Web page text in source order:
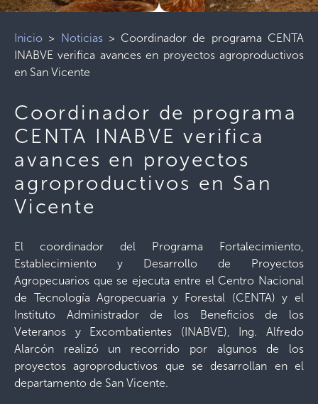
Inicio > Noticias> Coordinador de programa CENTA
INABVE verifica avances en proyectos agroproductivos
en San Vicente
Coordinador de programa
CENTA INABVE verifica
avances en proyectos
agroproductivos en San
Vicente
El coordinador del Programa Fortalecimiento,
Establecimiento y Desarrollo de Proyectos
Agropecuarios que se ejecuta entre el Centro Nacional
de Tecnología Agropecuaria y Forestal (CENTA) y el
Instituto Administrador de los Beneficios de los
Veteranos y Excombatientes (INABVE), Ing. Alfredo
Alarcón realizó un recorrido por algunos de los
proyectos agroproductivos que se desarrollan en el
departamento de San Vicente.